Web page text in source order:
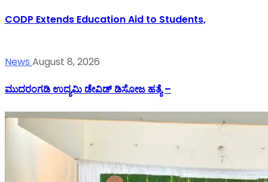
CODP Extends Education Aid to Students,
News August 8, 2026
ಮುದರಂಗಡಿ ಉದ್ಯಮಿ ಡೇವಿಡ್ ಡಿಸೋಜ ಹತ್ಯೆ –